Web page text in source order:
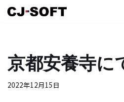
ン
ツ
へ
京都安養寺に
2022年12月15日